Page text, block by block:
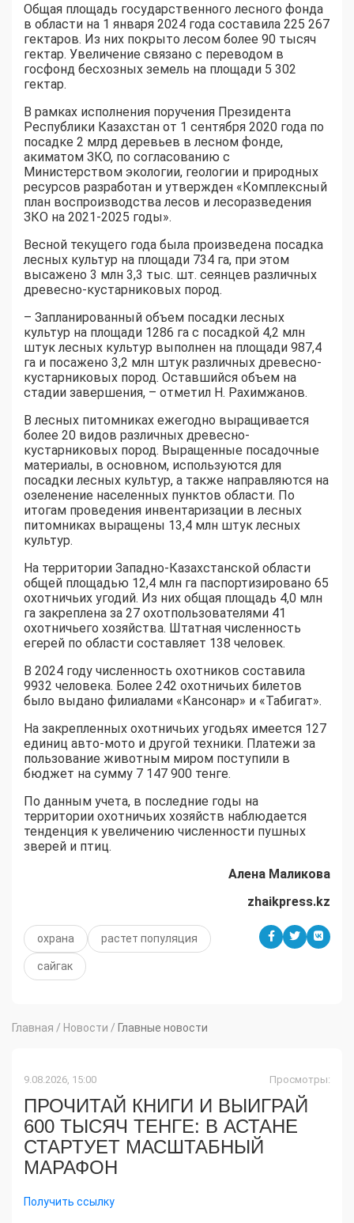
Общая площадь государственного лесного фонда
в области на 1 января 2024 года составила 225 267
гектаров. Из них покрыто лесом более 90 тысяч
гектар. Увеличение связано с переводом в
госфонд бесхозных земель на площади 5 302
гектар.
В рамках исполнения поручения Президента
Республики Казахстан от 1 сентября 2020 года по
посадке 2 млрд деревьев в лесном фонде,
акиматом ЗКО, по согласованию с
Министерством экологии, геологии и природных
ресурсов разработан и утвержден «Комплексный
план воспроизводства лесов и лесоразведения
ЗКО на 2021-2025 годы».
Весной текущего года была произведена посадка
лесных культур на площади 734 га, при этом
высажено 3 млн 3,3 тыс. шт. сеянцев различных
древесно-кустарниковых пород.
– Запланированный объем посадки лесных
культур на площади 1286 га с посадкой 4,2 млн
штук лесных культур выполнен на площади 987,4
га и посажено 3,2 млн штук различных древесно-
кустарниковых пород. Оставшийся объем на
стадии завершения, – отметил Н. Рахимжанов.
В лесных питомниках ежегодно выращивается
более 20 видов различных древесно-
кустарниковых пород. Выращенные посадочные
материалы, в основном, используются для
посадки лесных культур, а также направляются на
озеленение населенных пунктов области. По
итогам проведения инвентаризации в лесных
питомниках выращены 13,4 млн штук лесных
культур.
На территории Западно-Казахстанской области
общей площадью 12,4 млн га паспортизировано 65
охотничьих угодий. Из них общая площадь 4,0 млн
га закреплена за 27 охотпользователями 41
охотничьего хозяйства. Штатная численность
егерей по области составляет 138 человек.
В 2024 году численность охотников составила
9932 человека. Более 242 охотничьих билетов
было выдано филиалами «Кансонар» и «Табигат».
На закрепленных охотничьих угодьях имеется 127
единиц авто-мото и другой техники. Платежи за
пользование животным миром поступили в
бюджет на сумму 7 147 900 тенге.
По данным учета, в последние годы на
территории охотничьих хозяйств наблюдается
тенденция к увеличению численности пушных
зверей и птиц.
Алена Маликова
zhaikpress.kz
охрана растет популяция
сайгак
Главная / Новости / Главные новости
9.08.2026, 15:00 Просмотры:
ПРОЧИТАЙ КНИГИ И ВЫИГРАЙ
600 ТЫСЯЧ ТЕНГЕ: В АСТАНЕ
СТАРТУЕТ МАСШТАБНЫЙ
МАРАФОН
Получить ссылку